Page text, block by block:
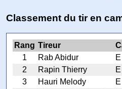
Classement du tir en
Rang Tireur
1
Rab Abidur E
2
Rapin Thierry E
3
Hauri Melody E